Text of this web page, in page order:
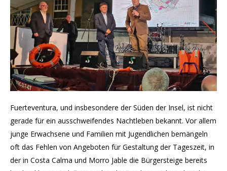
Fuerteventura, und insbesondere der Süden der Insel, ist nicht
gerade für ein ausschweifendes Nachtleben bekannt. Vor allem
junge Erwachsene und Familien mit Jugendlichen bemängeln
oft das Fehlen von Angeboten für Gestaltung der Tageszeit, in
der in Costa Calma und Morro Jable die Bürgersteige bereits